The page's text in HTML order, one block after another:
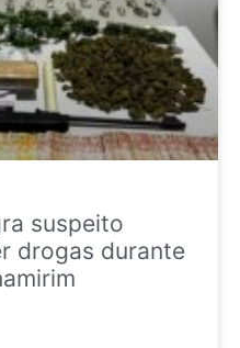
suspeito
drogas durante